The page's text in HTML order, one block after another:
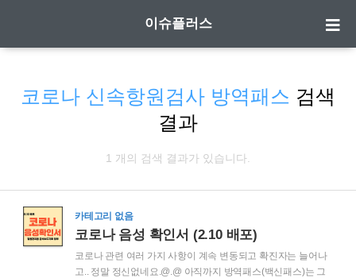
이슈플러스
코로나 신속항원검사 방역패스 검색
결과
1 개의 검색 결과가 있습니다.
카테고리 없음
코로나 음성 확인서 (2.10 배포)
코로나 관련 여러 가지 사항이 계속 변동되고 확진자는 늘어나
고.. 정말 정신없네요.@.@ 아직까지 방역패스(백신패스)는 그